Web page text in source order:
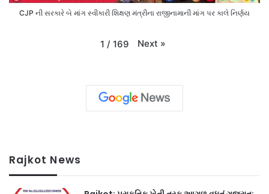
CJP ની સરકારે બે માંગ સ્વીકારી શિક્ષણ મંત્રીના રાજીનામાની માંગ પર કાલે નિર્ણય
1 / 169 Next »
Rajkot News